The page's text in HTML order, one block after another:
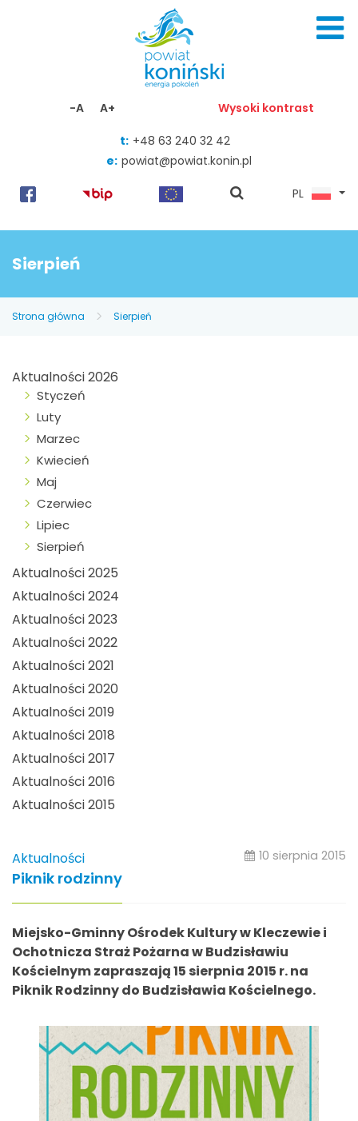
-A A+ Wysoki kontrast
t: +48 63 240 32 42
e: powiat@powiat.konin.pl
pokaż
PL
Sierpień
Strona główna Sierpień
Aktualności 2026
Styczeń
Luty
Marzec
Kwiecień
Maj
Czerwiec
Lipiec
Sierpień
Aktualności 2025
Aktualności 2024
Aktualności 2023
Aktualności 2022
Aktualności 2021
Aktualności 2020
Aktualności 2019
Aktualności 2018
Aktualności 2017
Aktualności 2016
Aktualności 2015
Aktualności 10 sierpnia 2015
Piknik rodzinny
Miejsko-Gminny Ośrodek Kultury w Kleczewie i
Ochotnicza Straż Pożarna w Budzisławiu
Kościelnym zapraszają 15 sierpnia 2015 r. na
Piknik Rodzinny do Budzisławia Kościelnego.